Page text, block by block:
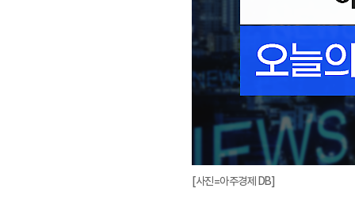
[사진=아주경제 DB]